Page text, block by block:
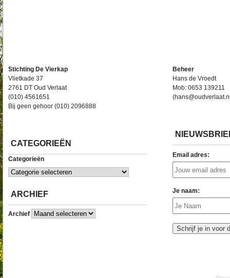
Stichting De Vierkap
Vlietkade 37
2761 DT Oud Verlaat
(010) 4561651
Bij geen gehoor (010) 2096888
CATEGORIEËN
Categorieën
ARCHIEF
Archief
Beheer
Hans de Vroedt
Mob: 0653 139211
Email adres:
Je naam: